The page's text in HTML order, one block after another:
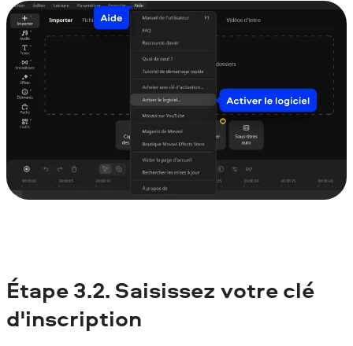
Étape 3.2. Saisissez votre clé
d'inscription